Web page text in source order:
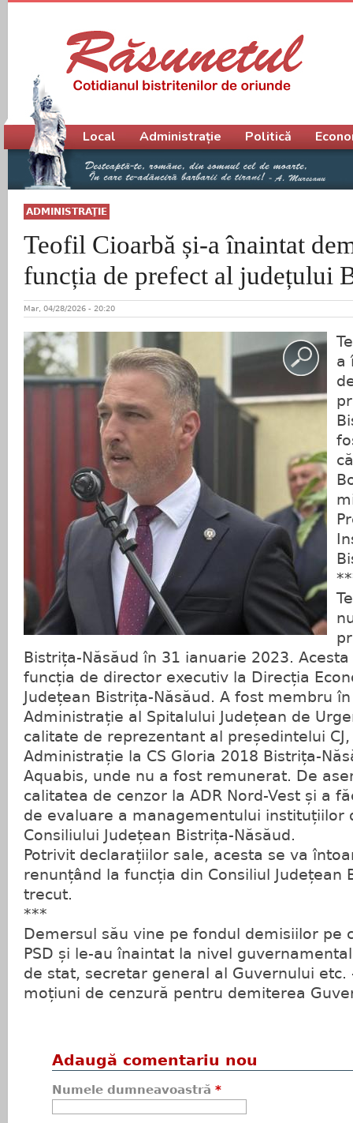
ADMINISTRAŢIE
Teofil Cioarbă și-a înaintat
funcția de prefect al județului
Mar, 04/28/2026 - 20:20
a
Bistrița-Năsăud în 31 ianuarie 2023.
funcția de director executiv la Direcția
Județean Bistrița-Năsăud. A fost membru
Administrație al Spitalului Județean de
calitate de reprezentant al președintelui
Administrație la CS Gloria 2018 Bistrița-
Aquabis, unde nu a fost remunerat. De
calitatea de cenzor la ADR Nord-Vest și a
de evaluare a managementului instituțiilor
Consiliului Județean Bistrița-Năsăud.
Potrivit declarațiilor sale, acesta se va
renunțând la funcția din Consiliul Județean
trecut.
***
Demersul său vine pe fondul demisiilor pe
PSD și le-au înaintat la nivel
de stat, secretar general al Guvernului etc.
moțiuni de cenzură pentru demiterea
Adaugă comentariu nou
Numele dumneavoastră *
Meniu principal
Local Administrație Politică